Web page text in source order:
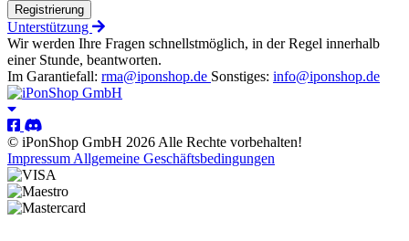
Registrierung
Unterstützung
Wir werden Ihre Fragen schnellstmöglich, in der Regel innerhalb
einer Stunde, beantworten.
Im Garantiefall: rma@iponshop.de Sonstiges: info@iponshop.de
© iPonShop GmbH 2026 Alle Rechte vorbehalten!
Impressum Allgemeine Geschäftsbedingungen